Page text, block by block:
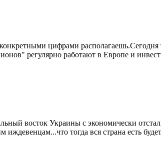
цифрами
регулярно работают в Европе и
восток Украины с экономически
тогда вся страна есть